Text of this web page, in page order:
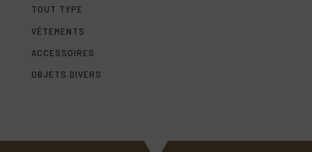
TOUT TYPE
VÊTEMENTS
ACCESSOIRES
OBJETS DIVERS